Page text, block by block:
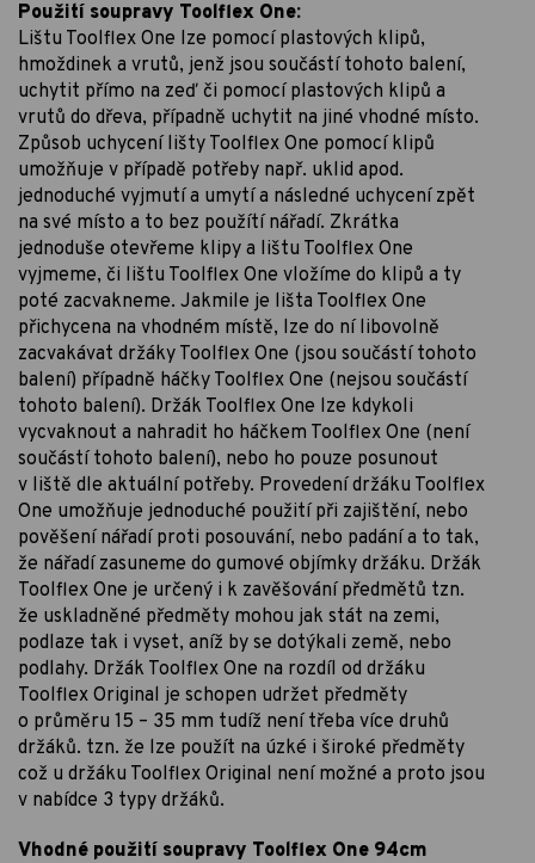
Použití soupravy Toolflex One:
Lištu Toolflex One lze pomocí plastových klipů,
hmoždinek a vrutů, jenž jsou součástí tohoto balení,
uchytit přímo na zeď či pomocí plastových klipů a
vrutů do dřeva, případně uchytit na jiné vhodné místo.
Způsob uchycení lišty Toolflex One pomocí klipů
umožňuje v případě potřeby např. uklid apod.
jednoduché vyjmutí a umytí a následné uchycení zpět
na své místo a to bez použítí nářadí. Zkrátka
jednoduše otevřeme klipy a lištu Toolflex One
vyjmeme, či lištu Toolflex One vložíme do klipů a ty
poté zacvakneme. Jakmile je lišta Toolflex One
přichycena na vhodném místě, lze do ní libovolně
zacvakávat držáky Toolflex One (jsou součástí tohoto
balení) případně háčky Toolflex One (nejsou součástí
tohoto balení). Držák Toolflex One lze kdykoli
vycvaknout a nahradit ho háčkem Toolflex One (není
součástí tohoto balení), nebo ho pouze posunout
v liště dle aktuální potřeby. Provedení držáku Toolflex
One umožňuje jednoduché použití při zajištění, nebo
pověšení nářadí proti posouvání, nebo padání a to tak,
že nářadí zasuneme do gumové objímky držáku. Držák
Toolflex One je určený i k zavěšování předmětů tzn.
že uskladněné předměty mohou jak stát na zemi,
podlaze tak i vyset, aníž by se dotýkali země, nebo
podlahy. Držák Toolflex One na rozdíl od držáku
Toolflex Original je schopen udržet předměty
o průměru 15 – 35 mm tudíž není třeba více druhů
držáků. tzn. že lze použít na úzké i široké předměty
což u držáku Toolflex Original není možné a proto jsou
v nabídce 3 typy držáků.
Vhodné použití soupravy Toolflex One 94cm